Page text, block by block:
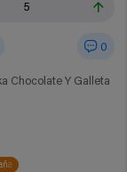
5
0
Chocolate Y Galleta